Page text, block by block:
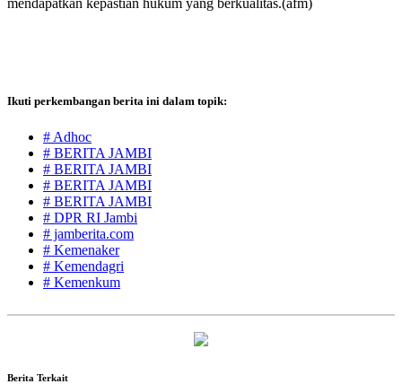
mendapatkan kepastian hukum yang berkualitas.(afm)
Ikuti perkembangan berita ini dalam topik:
# Adhoc
# BERITA JAMBI
# BERITA JAMBI
# BERITA JAMBI
# BERITA JAMBI
# DPR RI Jambi
# jamberita.com
# Kemenaker
# Kemendagri
# Kemenkum
Berita Terkait